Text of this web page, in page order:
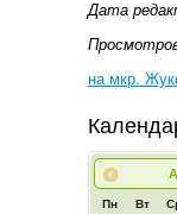
Дата
на мкр.
Пн Вт